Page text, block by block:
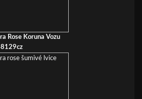
Rose Koruna Vozu